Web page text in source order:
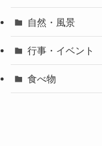
自然・風景
行事・イベント
食べ物